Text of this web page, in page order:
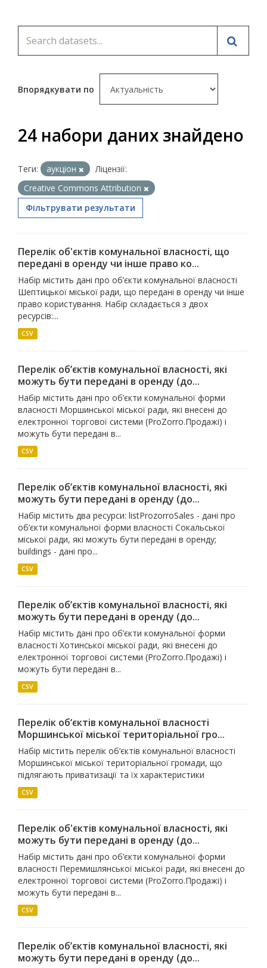
Впорядкувати по
24 набори даних знайдено
Теги: аукціон
Ліцензії:
Creative Commons Attribution
Фільтрувати результати
Перелік об'єктів комунальної власності, що
передані в оренду чи інше право ко...
Набір містить дані про об’єкти комунальної власності
Шептицької міської ради, що передані в оренду чи інше
право користування. Набір складається з двох
ресурсів:...
CSV
Перелік об’єктів комунальної власності, які
можуть бути передані в оренду (до...
Набір містить дані про об’єкти комунальної форми
власності Моршинської міської ради, які внесені до
електронної торгової системи (ProZorro.Продажі) і
можуть бути передані в...
CSV
Перелік об’єктів комунальної власності, які
можуть бути передані в оренду (до...
Набір містить два ресурси: listProzorroSales - дані про
об’єкти комунальної форми власності Сокальської
міської ради, які можуть бути передані в оренду;
buildings - дані про...
CSV
Перелік об’єктів комунальної власності, які
можуть бути передані в оренду (до...
Набір містить дані про об’єкти комунальної форми
власності Хотинської міської ради, які внесені до
електронної торгової системи (ProZorro.Продажі) і
можуть бути передані в...
CSV
Перелік об‘єктів комунальної власності
Моршинської міської територіальної гро...
Набір містить перелік об‘єктів комунальної власності
Моршинської міської територіальної громади, що
підлягають приватизації та їх характеристики
CSV
Перелік об'єктів комунальної власності, які
можуть бути передані в оренду (до...
Набір містить дані про об’єкти комунальної форми
власності Перемишлянської міської ради, які внесені до
електронної торгової системи (ProZorro.Продажі) і
можуть бути передані в...
CSV
Перелік об’єктів комунальної власності, які
можуть бути передані в оренду (до...